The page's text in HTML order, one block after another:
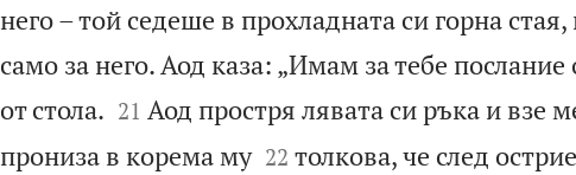
него – той седеше в прохладната си горна
само за него. Аод каза: „Имам за тебе послание
от стола.
21 Аод простря лявата си ръка и взе
прониза в корема му
22 толкова, че след